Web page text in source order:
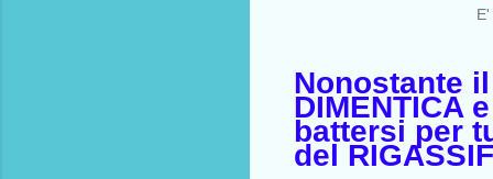
Nonostante
DIMENTICA
battersi per
del